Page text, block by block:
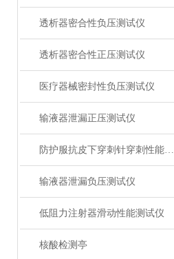
透析器密合性负压测试仪
透析器密合性正压测试仪
医疗器械密封性负压测试仪
输液器泄漏正压测试仪
防护服抗皮下穿刺针穿刺性能测试仪
输液器泄漏负压测试仪
低阻力注射器滑动性能测试仪
核酸检测亭